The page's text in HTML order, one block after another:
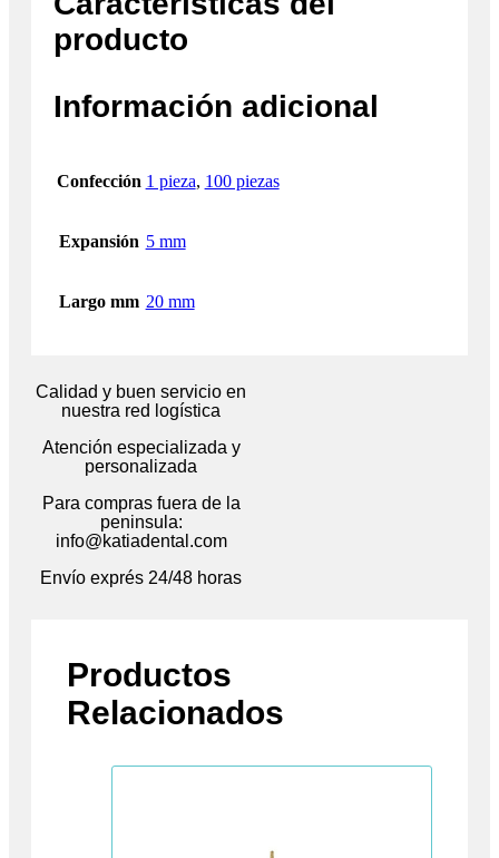
producto
Información adicional
Confección 1 pieza, 100 piezas
Expansión 5 mm
Largo mm 20 mm
Calidad y buen servicio en
nuestra red logística
Atención especializada y
personalizada
Para compras fuera de la
peninsula:
info@katiadental.com
Envío exprés 24/48 horas
Productos
Relacionados